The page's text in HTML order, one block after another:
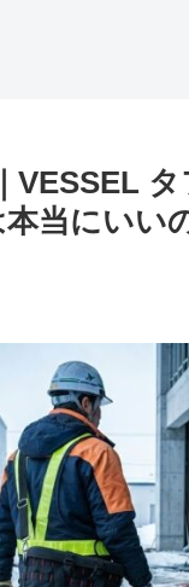
VESSEL
当にいい